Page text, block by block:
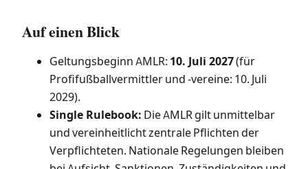
Auf einen Blick
Geltungsbeginn AMLR: 10. Juli 2027(für
Profifußballvermittler und -vereine: 10. Juli
2029).
Single Rulebook: Die AMLR gilt unmittelbar
und vereinheitlicht zentrale Pflichten der
Verpflichteten. Nationale Regelungen bleiben